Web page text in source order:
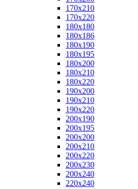
170x210
170x220
180x180
180x186
180x190
180x195
180x200
180x210
180x220
190x200
190x210
190x220
200x190
200x195
200x200
200x210
200x220
200x230
200x240
220x240